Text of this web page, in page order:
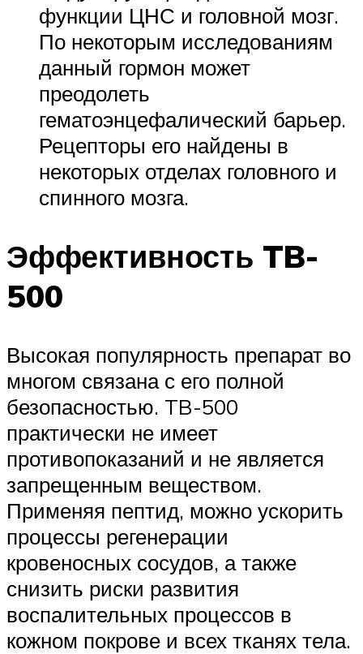
функции ЦНС и головной мозг.
По некоторым исследованиям
данный гормон может
преодолеть
гематоэнцефалический барьер.
Рецепторы его найдены в
некоторых отделах головного и
спинного мозга.
Эффективность TB-
500
Высокая популярность препарат во
многом связана с его полной
безопасностью. TB-500
практически не имеет
противопоказаний и не является
запрещенным веществом.
Применяя пептид, можно ускорить
процессы регенерации
кровеносных сосудов, а также
снизить риски развития
воспалительных процессов в
кожном покрове и всех тканях тела.